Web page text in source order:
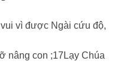
vì được Ngài cứu độ,
nâng con ;17Lạy Chúa